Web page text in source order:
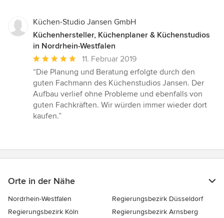
Küchen-Studio Jansen GmbH
Küchenhersteller, Küchenplaner & Küchenstudios
in Nordrhein-Westfalen
Durchschnittliche
Bewertung:
5
von
5
Sternen
11. Februar 2019
“Die Planung und Beratung erfolgte durch den
guten Fachmann des Küchenstudios Jansen. Der
Aufbau verlief ohne Probleme und ebenfalls von
guten Fachkräften. Wir würden immer wieder dort
kaufen.”
Orte in der Nähe
Nordrhein-Westfalen
Regierungsbezirk Düsseldorf
Regierungsbezirk Köln
Regierungsbezirk Arnsberg